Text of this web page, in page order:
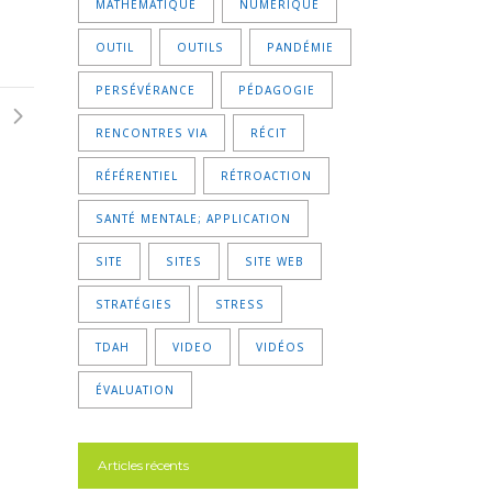
MATHÉMATIQUE NUMÉRIQUE
OUTIL OUTILS PANDÉMIE
PERSÉVÉRANCE PÉDAGOGIE
RENCONTRES VIA RÉCIT
RÉFÉRENTIEL RÉTROACTION
SANTÉ MENTALE; APPLICATION
SITE SITES SITE WEB
STRATÉGIES STRESS
TDAH VIDEO VIDÉOS
ÉVALUATION
Articles récents